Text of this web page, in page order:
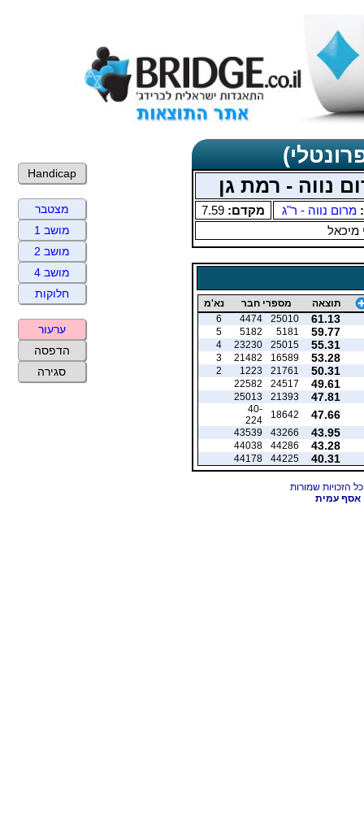
נווה - רמת גן
מרום נווה - ר"ג מקדם:7.59
מיכאל
תוצאה מספרי חבר נא'מ
61.13
25010
4474
6
59.77
5181
5182
5
55.31
25015
23230
4
53.28
16589
21482
3
50.31
21761
1223
2
49.61
24517
22582
47.81
21393
25013
47.66
18642
40-
224
43.95
43266
43539
43.28
44286
44038
40.31
44225
44178
אסף עמית
Handicap
מצטבר
מושב 1
מושב 2
מושב 4
חלוקות
ערעור
הדפסה
סגירה